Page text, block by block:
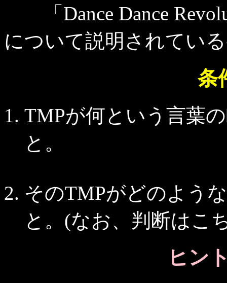
「Dance Dance
について説明されてい
条
TMPが何という言葉
と。
そのTMPがどのよう
と。(なお、判断はこ
ヒン